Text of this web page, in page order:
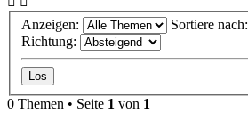
Anzeigen:
Sortiere nach:
Richtung:
0 Themen • Seite 1 von 1